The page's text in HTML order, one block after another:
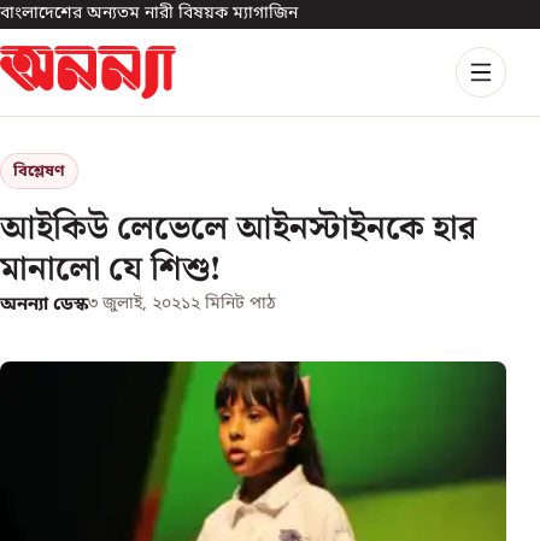
বাংলাদেশের অন্যতম নারী বিষয়ক ম্যাগাজিন
বিশ্লেষণ
আইকিউ লেভেলে আইনস্টাইনকে হার
মানালো যে শিশু!
অনন্যা ডেস্ক৩ জুলাই, ২০২১২ মিনিট পাঠ